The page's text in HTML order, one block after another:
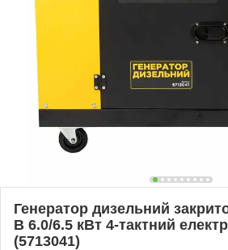
Генератор дизельний
В 6.0/6.5 кВт 4-тактний
(5713041)